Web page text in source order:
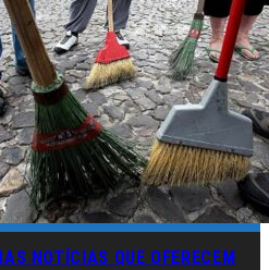
NOTÍCIAS QUE OFERECEM